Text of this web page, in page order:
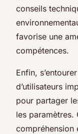
conseils
favorise une
compétences.
Enfin,
d’utilisateurs
pour partager
les paramètres.
compréhension